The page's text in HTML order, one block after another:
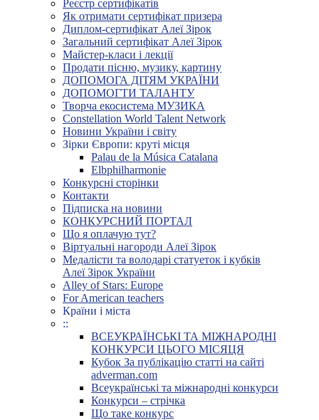
Реєстр сертифікатів
Як отримати сертифікат призера
Диплом-сертифікат Алеї Зірок
Загальний сертифікат Алеї Зірок
Майстер-класи і лекції
Продати пісню, музику, картину
ДОПОМОГА ДІТЯМ УКРАЇНИ
ДОПОМОГТИ ТАЛАНТУ
Творча екосистема МУЗИКА
Constellation World Talent Network
Новини України і світу
Зірки Європи: круті місця
Palau de la Música Catalana
Elbphilharmonie
Конкурсні сторінки
Контакти
Підписка на новини
КОНКУРСНИЙ ПОРТАЛ
Що я оплачую тут?
Віртуальні нагороди Алеї Зірок
Медалісти та володарі статуеток і кубків
Алеї Зірок України
Alley of Stars: Europe
For American teachers
Країни і міста
::
ВСЕУКРАЇНСЬКІ ТА МІЖНАРОДНІ
КОНКУРСИ ЦЬОГО МІСЯЦЯ
Кубок За публікацію статті на сайті
adverman.com
Всеукраїнські та міжнародні конкурси
Конкурси – стрічка
Що таке конкурс